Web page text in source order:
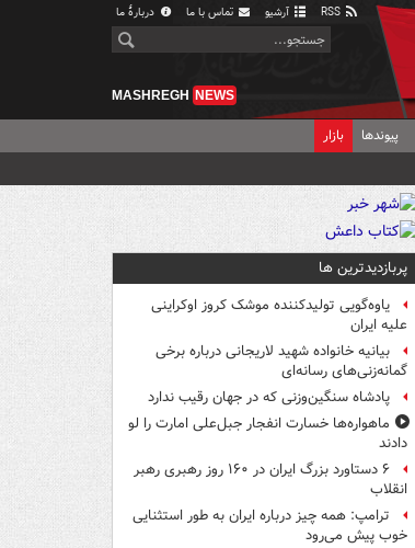
آرشیو تماس با ما دربارهٔ ما
MASHREGH NEWS
پیوندها بازار
پربازدیدترین ها
یاوه‌گویی تولیدکننده موشک کروز اوکراینی
علیه ایران
بیانیه خانواده شهید لاریجانی درباره برخی
گمانه‌زنی‌های رسانه‌ای
پادشاه سنگین‌وزنی که در جهان رقیب ندارد
ماهواره‌ها خسارت انفجار جبل‌علی امارت را لو
دادند
۶ دستاورد بزرگ ایران در ۱۶۰ روز رهبری رهبر
انقلاب
ترامپ: همه چیز درباره ایران به طور استثنایی
خوب پیش می‌رود